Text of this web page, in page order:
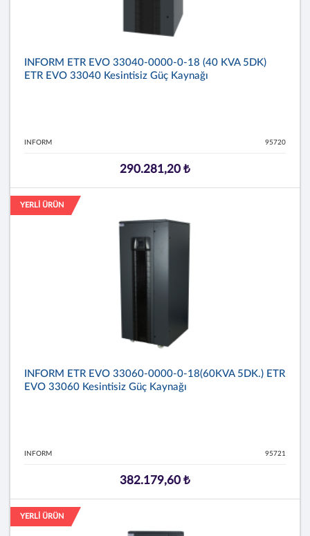
INFORM ETR EVO 33040-0000-0-18 (40 KVA 5DK)
ETR EVO 33040 Kesintisiz Güç Kaynağı
INFORM 95720
290.281,20 ₺
YERLİ ÜRÜN
INFORM ETR EVO 33060-0000-0-18(60KVA 5DK.) ETR
EVO 33060 Kesintisiz Güç Kaynağı
INFORM 95721
382.179,60 ₺
YERLİ ÜRÜN